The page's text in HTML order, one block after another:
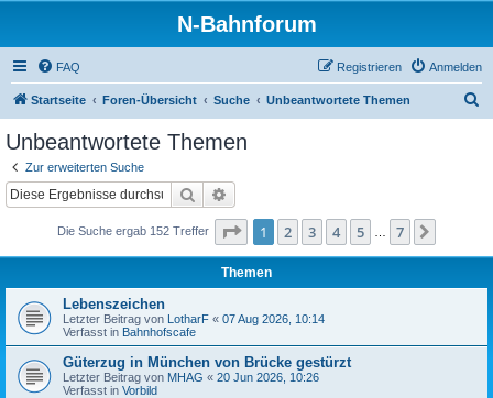
N-Bahnforum
FAQ Anmelden
Registrieren
Startseite Foren-Übersicht Suche Unbeantwortete Themen
Unbeantwortete Themen
Zur erweiterten Suche
Suche
Die Suche ergab 152 Treffer Seite 1von
1 2 3 4 5 7
Themen
Lebenszeichen
Letzter Beitrag von LotharF « 07 Aug 2026, 10:14
Verfasst in Bahnhofscafe
Güterzug in München von Brücke gestürzt
Letzter Beitrag von MHAG « 20 Jun 2026, 10:26
Verfasst in Vorbild